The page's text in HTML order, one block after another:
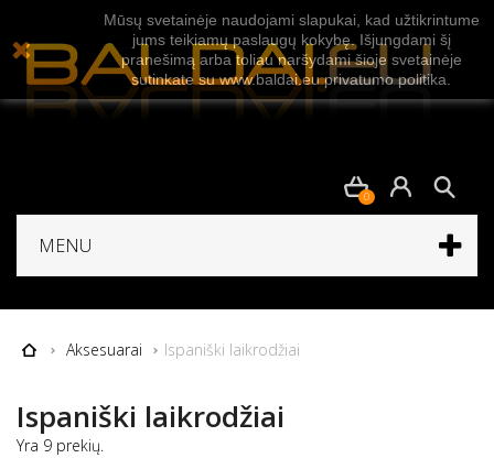
0
MENU
Aksesuarai Ispaniški laikrodžiai
Ispaniški laikrodžiai
Yra 9 prekių.
Mūsų svetainėje naudojami slapukai, kad užtikrintume
jums teikiamų paslaugų kokybę. Išjungdami šį
pranešimą arba toliau naršydami šioje svetainėje
sutinkate su www.baldai.eu privatumo politika.